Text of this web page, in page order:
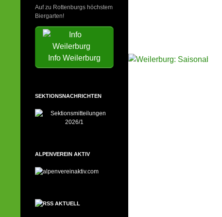
Auf zu Rottenburgs höchstem
Biergarten!
Info Weilerburg
SEKTIONSNACHRICHTEN
ALPENVEREIN AKTIV
AKTUELL